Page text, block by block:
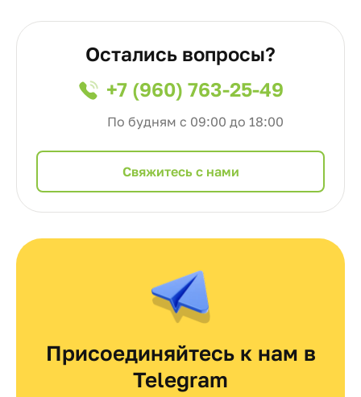
Остались вопросы?
+7 (960) 763-25-49
По будням с 09:00 до 18:00
Cвяжитесь с нами
Присоединяйтесь к нам в
Telegram